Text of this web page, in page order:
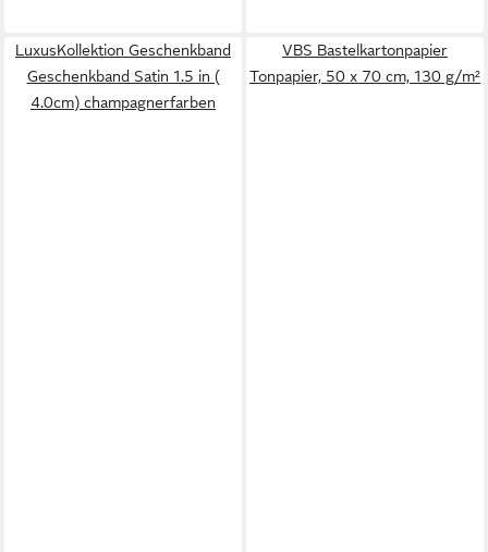
LuxusKollektion Geschenkband
Geschenkband Satin 1.5 in (
4.0cm) champagnerfarben
VBS Bastelkartonpapier
Tonpapier, 50 x 70 cm, 130 g/m²